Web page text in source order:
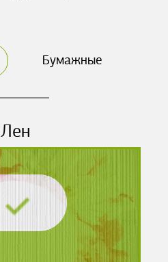
Бумажные
Лен